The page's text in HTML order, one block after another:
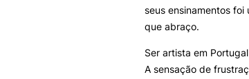
seus ensinamentos
que abraço.
Ser artista em
A sensação de